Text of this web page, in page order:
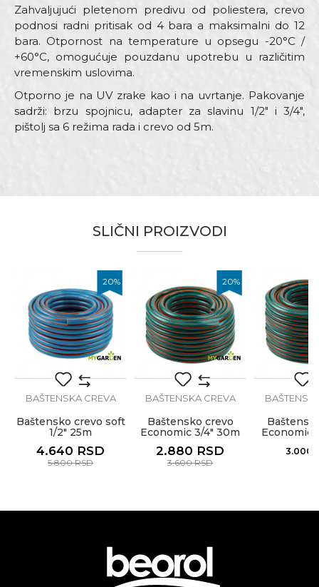
Zahvaljujući pletenom predivu od poliestera, crevo
podnosi radni pritisak od 4 bara a maksimalni do 12
bara. Otpornost na temperature u opsegu -20°C /
+60°C, omogućuje pouzdanu upotrebu u različitim
vremenskim uslovima.
Otporno je na UV zrake kao i na uvrtanje. Pakovanje
sadrži: brzu spojnicu, adapter za slavinu 1/2" i 3/4",
pištolj sa 6 režima rada i crevo od 5m.
Boja
Crvena
15m
Crevo za baštu
Baštovani, Hobby
Brendovi
My Garden
Poruka
Anti-spam zaštita - izračunajte koliko je 4 + 1 :
POŠALJI
SLIČNI PROIZVODI
20%
BAŠTENSKA CREVA
Baštensko crevo soft
1/2" 25m
4.640 RSD
5.800RSD
20%
BAŠTENSKA CREVA
Baštensko crevo
Economic 3/4" 30m
2.880 RSD
3.600RSD
Economic
3.000